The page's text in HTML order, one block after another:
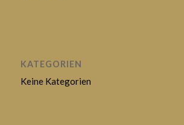
KATEGORIEN
Keine Kategorien